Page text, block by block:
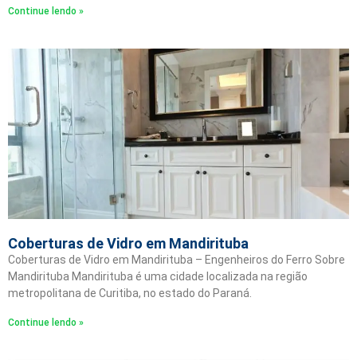
Continue lendo »
Coberturas de Vidro em Mandirituba
Coberturas de Vidro em Mandirituba – Engenheiros do Ferro Sobre
Mandirituba Mandirituba é uma cidade localizada na região
metropolitana de Curitiba, no estado do Paraná.
Continue lendo »